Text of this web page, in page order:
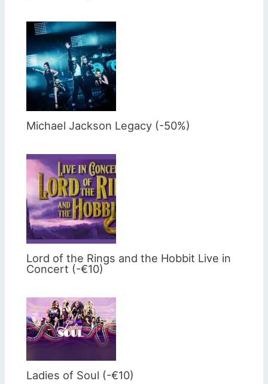
Michael Jackson Legacy (-50%)
Lord of the Rings and the Hobbit Live in
Concert (-€10)
Ladies of Soul (-€10)